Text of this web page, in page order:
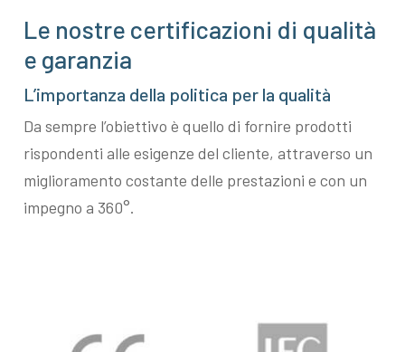
Le nostre certificazioni di qualità
e garanzia
L’importanza della politica per la qualità
Da sempre l’obiettivo è quello di fornire prodotti
rispondenti alle esigenze del cliente, attraverso un
miglioramento costante delle prestazioni e con un
impegno a 360°.